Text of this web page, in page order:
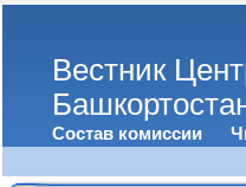
Вестник
Состав комиссии